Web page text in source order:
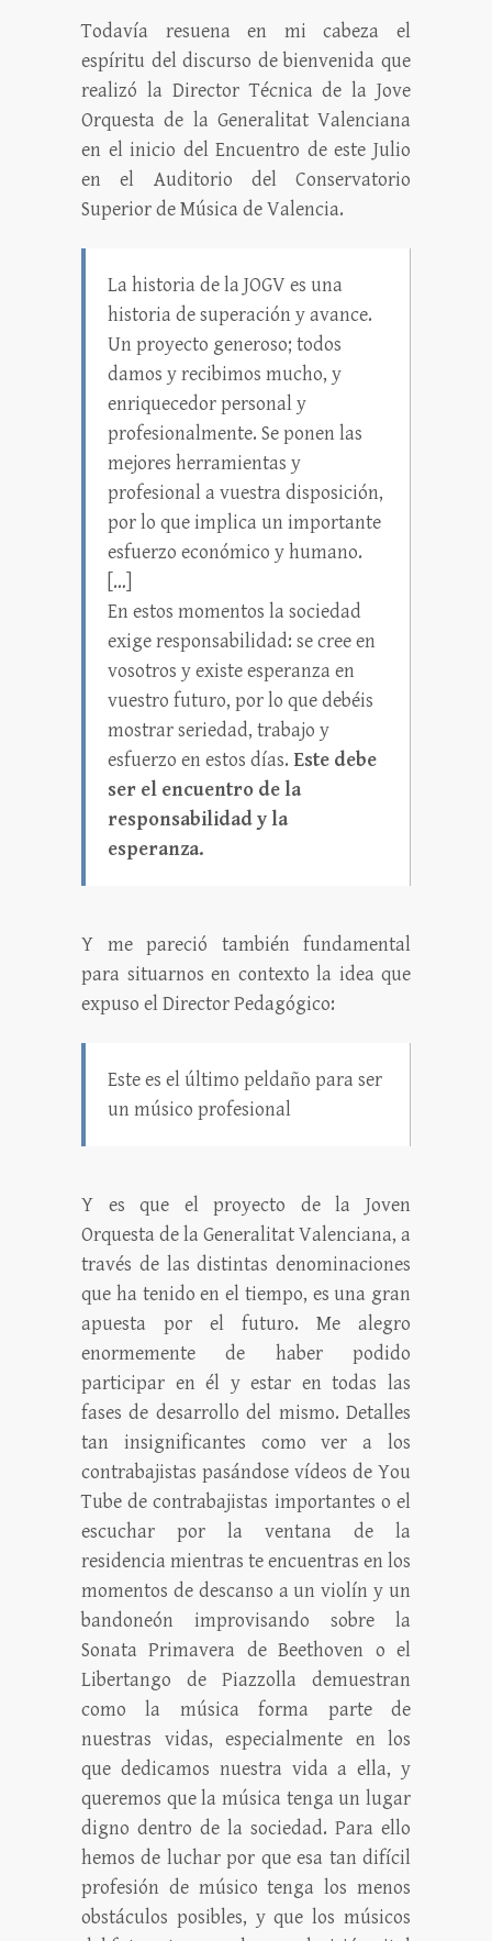
Todavía resuena en mi cabeza el
espíritu del discurso de bienvenida que
realizó la Director Técnica de la Jove
Orquesta de la Generalitat Valenciana
en el inicio del Encuentro de este Julio
en el Auditorio del Conservatorio
Superior de Música de Valencia.
La historia de la JOGV es una
historia de superación y avance.
Un proyecto generoso; todos
damos y recibimos mucho, y
enriquecedor personal y
profesionalmente. Se ponen las
mejores herramientas y
profesional a vuestra disposición,
por lo que implica un importante
esfuerzo económico y humano.
[…]
En estos momentos la sociedad
exige responsabilidad: se cree en
vosotros y existe esperanza en
vuestro futuro, por lo que debéis
mostrar seriedad, trabajo y
esfuerzo en estos días. Este debe
ser el encuentro de la
responsabilidad y la
esperanza.
Y me pareció también fundamental
para situarnos en contexto la idea que
expuso el Director Pedagógico:
Este es el último peldaño para ser
un músico profesional
Y es que el proyecto de la Joven
Orquesta de la Generalitat Valenciana, a
través de las distintas denominaciones
que ha tenido en el tiempo, es una gran
apuesta por el futuro. Me alegro
enormemente de haber podido
participar en él y estar en todas las
fases de desarrollo del mismo. Detalles
tan insignificantes como ver a los
contrabajistas pasándose vídeos de You
Tube de contrabajistas importantes o el
escuchar por la ventana de la
residencia mientras te encuentras en los
momentos de descanso a un violín y un
bandoneón improvisando sobre la
Sonata Primavera de Beethoven o el
Libertango de Piazzolla demuestran
como la música forma parte de
nuestras vidas, especialmente en los
que dedicamos nuestra vida a ella, y
queremos que la música tenga un lugar
digno dentro de la sociedad. Para ello
hemos de luchar por que esa tan difícil
profesión de músico tenga los menos
obstáculos posibles, y que los músicos